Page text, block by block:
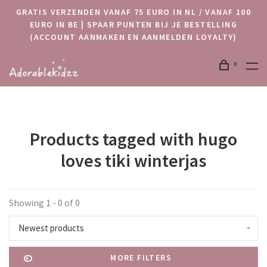
GRATIS VERZENDEN VANAF 75 EURO IN NL / VANAF 100
EURO IN BE | SPAAR PUNTEN BIJ JE BESTELLING
(ACCOUNT AANMAKEN EN AANMELDEN LOYALTY)
0
Products tagged with hugo
loves tiki winterjas
Showing 1 - 0 of 0
Newest products
MORE FILTERS